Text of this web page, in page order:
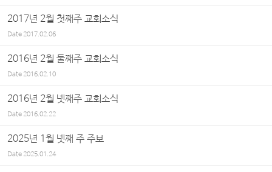
2017년 2월 첫째주 교회소식
Date2017.02.06
2016년 2월 둘째주 교회소식
Date2016.02.10
2016년 2월 넷째주 교회소식
Date2016.02.22
2025년 1월 넷째 주 주보
Date2025.01.24